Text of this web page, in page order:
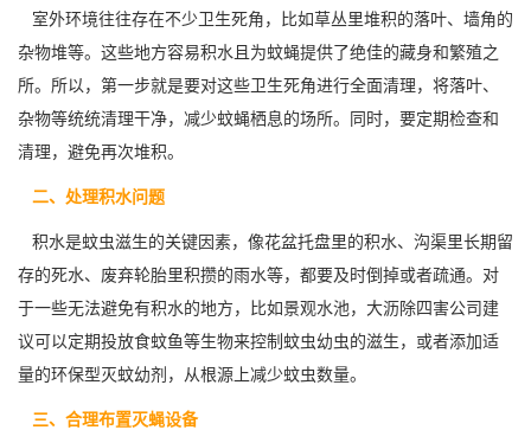
室外环境往往存在不少卫生死角，比如草丛里堆积的落叶、墙角的
杂物堆等。这些地方容易积水且为蚊蝇提供了绝佳的藏身和繁殖之
所。所以，第一步就是要对这些卫生死角进行全面清理，将落叶、
杂物等统统清理干净，减少蚊蝇栖息的场所。同时，要定期检查和
清理，避免再次堆积。
二、处理积水问题
积水是蚊虫滋生的关键因素，像花盆托盘里的积水、沟渠里长期留
存的死水、废弃轮胎里积攒的雨水等，都要及时倒掉或者疏通。对
于一些无法避免有积水的地方，比如景观水池，大沥除四害公司建
议可以定期投放食蚊鱼等生物来控制蚊虫幼虫的滋生，或者添加适
量的环保型灭蚊幼剂，从根源上减少蚊虫数量。
三、合理布置灭蝇设备